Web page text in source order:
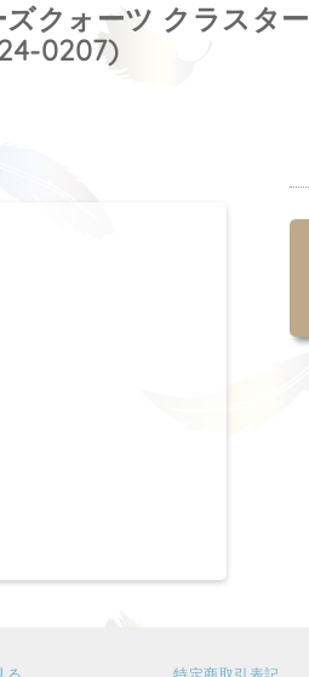
クォーツ クラスター
0207)